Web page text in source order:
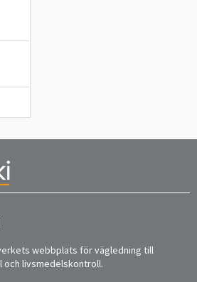
webbplats för vägledning till
och livsmedelskontroll.